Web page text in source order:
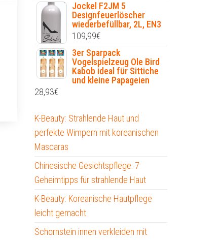
Jockel F2JM 5
Designfeuerlöscher
wiederbefüllbar, 2L, EN3
109,99€
3er Sparpack
Vogelspielzeug Ole Bird
Kabob ideal für Sittiche
und kleine Papageien
28,93€
K-Beauty: Strahlende Haut und
perfekte Wimpern mit koreanischen
Mascaras
Chinesische Gesichtspflege: 7
Geheimtipps für strahlende Haut
K-Beauty: Koreanische Hautpflege
leicht gemacht
Schornstein innen verkleiden mit